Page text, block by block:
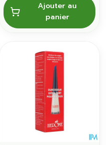
Ajouter au
panier